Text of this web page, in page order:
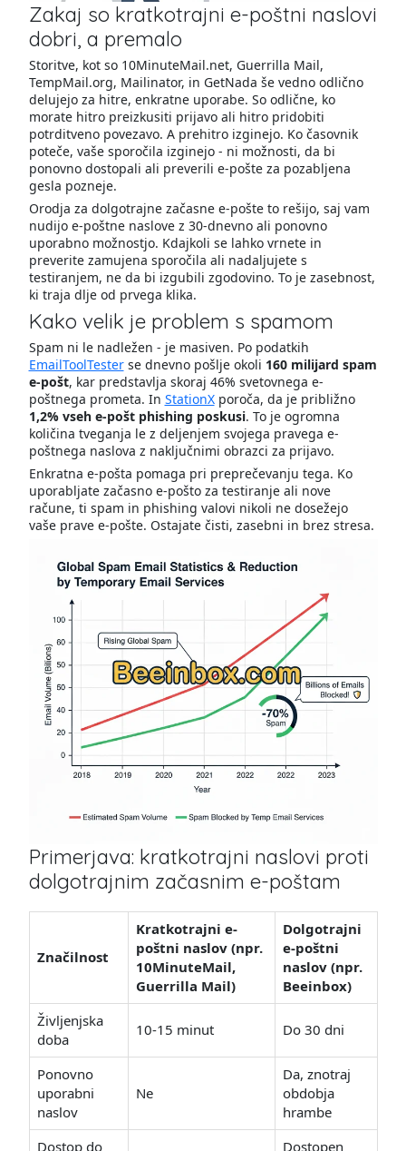
Zakaj so kratkotrajni e-poštni naslovi
dobri, a premalo
Storitve, kot so 10MinuteMail.net, Guerrilla Mail,
TempMail.org, Mailinator, in GetNada še vedno odlično
delujejo za hitre, enkratne uporabe. So odlične, ko
morate hitro preizkusiti prijavo ali hitro pridobiti
potrditveno povezavo. A prehitro izginejo. Ko časovnik
poteče, vaše sporočila izginejo - ni možnosti, da bi
ponovno dostopali ali preverili e-pošte za pozabljena
gesla pozneje.
Orodja za dolgotrajne začasne e-pošte to rešijo, saj vam
nudijo e-poštne naslove z 30-dnevno ali ponovno
uporabno možnostjo. Kdajkoli se lahko vrnete in
preverite zamujena sporočila ali nadaljujete s
testiranjem, ne da bi izgubili zgodovino. To je zasebnost,
ki traja dlje od prvega klika.
Kako velik je problem s spamom
Spam ni le nadležen - je masiven. Po podatkih
EmailToolTesterse dnevno pošlje okoli 160 milijard spam
e-pošt, kar predstavlja skoraj 46% svetovnega e-
poštnega prometa. In StationXporoča, da je približno
1,2% vseh e-pošt phishing poskusi. To je ogromna
količina tveganja le z deljenjem svojega pravega e-
poštnega naslova z naključnimi obrazci za prijavo.
Enkratna e-pošta pomaga pri preprečevanju tega. Ko
uporabljate začasno e-pošto za testiranje ali nove
račune, ti spam in phishing valovi nikoli ne dosežejo
vaše prave e-pošte. Ostajate čisti, zasebni in brez stresa.
Primerjava: kratkotrajni naslovi proti
dolgotrajnim začasnim e-poštam
Značilnost
Kratkotrajni e-
poštni naslov (npr.
10MinuteMail,
Guerrilla Mail)
Dolgotrajni
e-poštni
naslov (npr.
Beeinbox)
Življenjska
doba
10-15 minut Do 30 dni
Ponovno
uporabni
naslov
Ne
Da, znotraj
obdobja
hrambe
Dostop do
Dostopen